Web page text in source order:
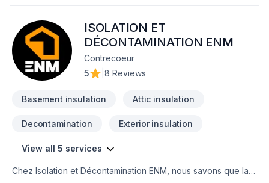
vos besoins et la qualité des travaux Arsema intervient dans
les régions du Bas-Saint-Laurent et les environs, en
respectant votre budget et vos délais. Faites confiance à
Arsema, le spécialiste des travaux !
ISOLATION ET
DÉCONTAMINATION ENM
Contrecoeur
5
8 Reviews
Basement insulation Attic insulation
Decontamination Exterior insulation
View all 5 services
Chez Isolation et Décontamination ENM, nous savons que la